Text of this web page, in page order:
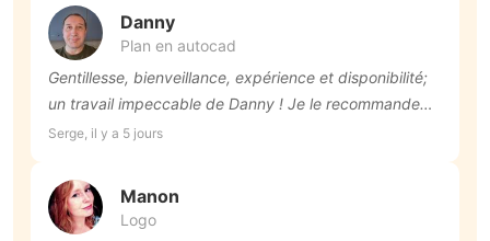
Danny
Plan en autocad
Gentillesse, bienveillance, expérience et disponibilité;
un travail impeccable de Danny ! Je le recommande
vivement !
Serge, il y a 5 jours
Manon
Logo